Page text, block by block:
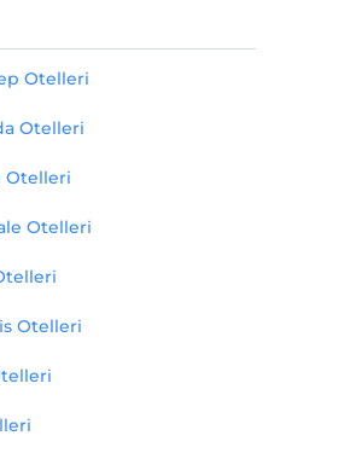
Otelleri
Otelleri
Otelleri
Otelleri
Otelleri